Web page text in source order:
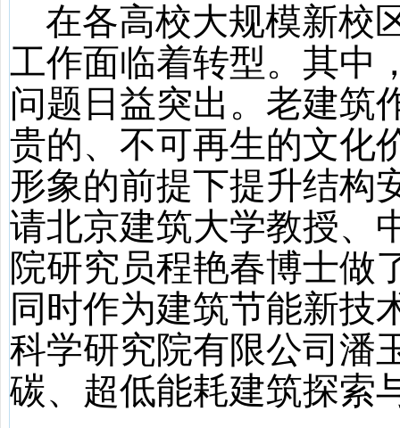
在各高校大规模新校
工作面临着转型。其中
问题日益突出。老建筑
贵的、不可再生的文化
形象的前提下提升结构
请北京建筑大学教授、
院研究员程艳春博士做
同时作为建筑节能新技
科学研究院有限公司潘
碳、超低能耗建筑探索